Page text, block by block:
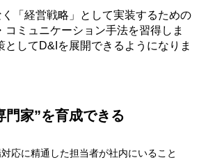
「経営戦略」として実装するための
コミュニケーション手法を習得しま
としてD&Iを展開できるようになりま
門家”を育成できる
応に精通した担当者が社内にいること